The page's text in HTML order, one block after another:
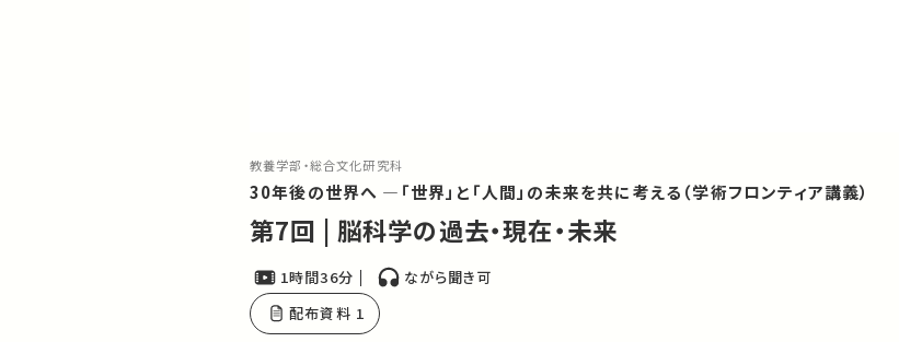
教養学部・総合文化研究科
30年後の世界へ ―「世界」と「人間」の未来を共に考える（学術フロンティア講義）
第7回 | 脳科学の過去・現在・未来
1時間36分
ながら聞き可
配布資料 1